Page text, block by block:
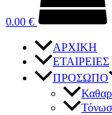
0.00 €
ΑΡΧΙΚΗ
ΕΤΑΙΡΕΙΕΣ
ΠΡΟΣΩΠΟ